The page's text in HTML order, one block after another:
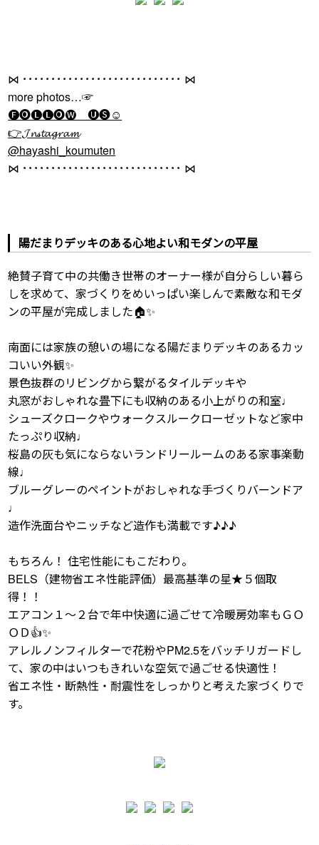
⋈ ････････････････････････････ ⋈
more photos…☞
🅕🅞🅛🅛🅞🅦 🅤🅢☺
👉𝓙𝓷𝓈𝓽𝓪𝓰𝓻𝓪𝓶
@hayashi_koumuten
⋈ ････････････････････････････ ⋈
陽だまりデッキのある心地よい和モダンの平屋
絶賛子育て中の共働き世帯のオーナー様が自分らしい暮ら
しを求めて、家づくりをめいっぱい楽しんで素敵な和モダ
ンの平屋が完成しました🏠✨
南面には家族の憩いの場になる陽だまりデッキのあるカッ
コいい外観✨
景色抜群のリビングから繋がるタイルデッキや
丸窓がおしゃれな畳下にも収納のある小上がりの和室♩
シューズクロークやウォークスルークローゼットなど家中
たっぷり収納♩
桜島の灰も気にならないランドリールームのある家事楽動
線♩
ブルーグレーのペイントがおしゃれな手づくりバーンドア
♩
造作洗面台やニッチなど造作も満載です♪♪♪
もちろん！ 住宅性能にもこだわり。
BELS（建物省エネ性能評価）最高基準の星★５個取
得！！
エアコン１～２台で年中快適に過ごせて冷暖房効率もＧＯ
ＯＤ👍✨
アレルノンフィルターで花粉やPM2.5をバッチリガードし
て、家の中はいつもきれいな空気で過ごせる快適性！
省エネ性・断熱性・耐震性をしっかりと考えた家づくりで
す。